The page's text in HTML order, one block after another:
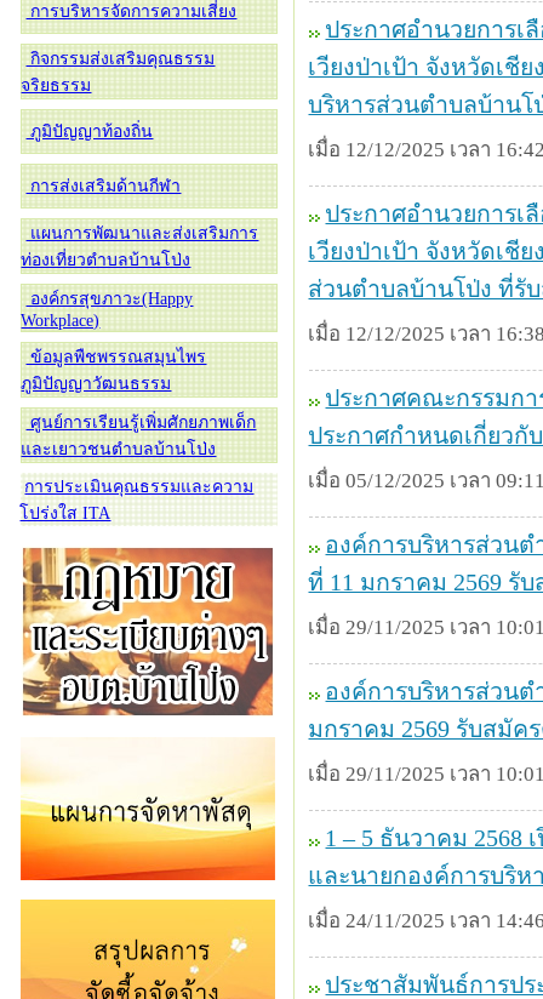
การบริหารจัดการความเสี่ยง
กิจกรรมส่งเสริมคุณธรรม
จริยธรรม
ภูมิปัญญาท้องถิ่น
การส่งเสริมด้านกีฬา
แผนการพัฒนาและส่งเสริมการ
ท่องเที่ยวตำบลบ้านโป่ง
องค์กรสุขภาวะ(Happy
Workplace)
ข้อมูลพืชพรรณสมุนไพร
ภูมิปัญญาวัฒนธรรม
ศูนย์การเรียนรู้เพิ่มศักยภาพเด็ก
และเยาวชนตำบลบ้านโป่ง
การประเมินคุณธรรมและความ
โปร่งใส ITA
ประกาศอำนวยการเ
เวียงป่าเป้า จังหวัดเชี
บริหารส่วนตำบลบ้านโ
เมื่อ 12/12/2025 เวลา
ประกาศอำนวยการเ
เวียงป่าเป้า จังหวัดเชี
ส่วนตำบลบ้านโป่ง ที่รั
เมื่อ 12/12/2025 เวลา
ประกาศคณะกรรมกา
ประกาศกำหนดเกี่ยวกั
เมื่อ 05/12/2025 เวลา
องค์การบริหารส่วน
ที่ 11 มกราคม 2569 รั
เมื่อ 29/11/2025 เวลา
องค์การบริหารส่วนต
มกราคม 2569 รับสมัค
เมื่อ 29/11/2025 เวลา
1 – 5 ธันวาคม 2568
และนายกองค์การบริ
เมื่อ 24/11/2025 เวลา
ประชาสัมพันธ์การป